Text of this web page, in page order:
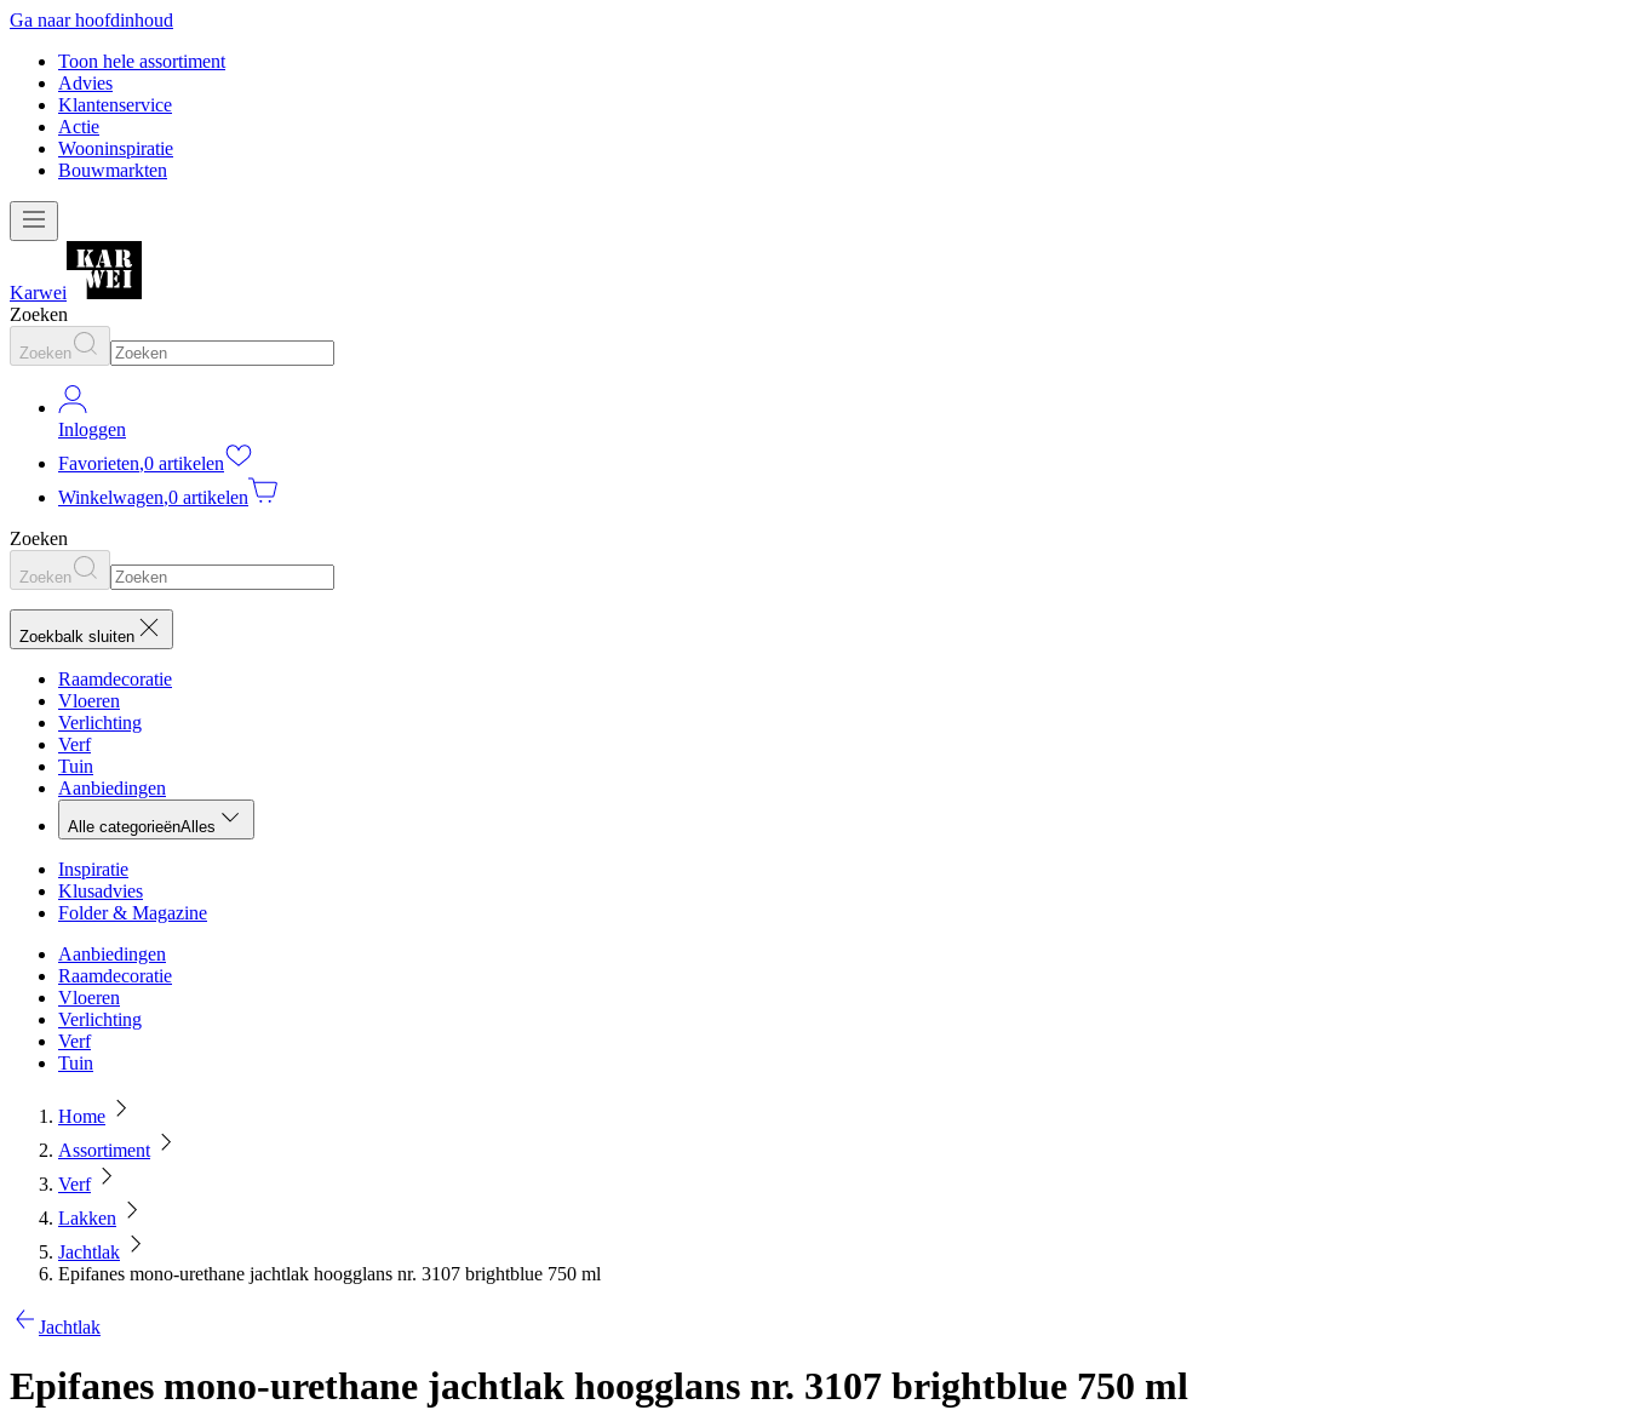
Ga naar hoofdinhoud
Toon hele assortiment
Advies
Klantenservice
Actie
Wooninspiratie
Bouwmarkten
Karwei
Zoeken
Zoeken
Inloggen
Favorieten,0 artikelen
Winkelwagen,0 artikelen
Zoeken
Zoeken
Zoekbalk sluiten
Raamdecoratie
Vloeren
Verlichting
Verf
Tuin
Aanbiedingen
Alle categorieënAlles
Inspiratie
Klusadvies
Folder & Magazine
Aanbiedingen
Raamdecoratie
Vloeren
Verlichting
Verf
Tuin
Home
Assortiment
Verf
Lakken
Jachtlak
Epifanes mono-urethane jachtlak hoogglans nr. 3107 brightblue 750 ml
Jachtlak
Epifanes mono-urethane jachtlak hoogglans nr. 3107 brightblue 750 ml